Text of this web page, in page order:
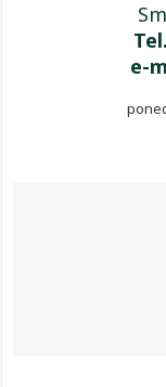
e-